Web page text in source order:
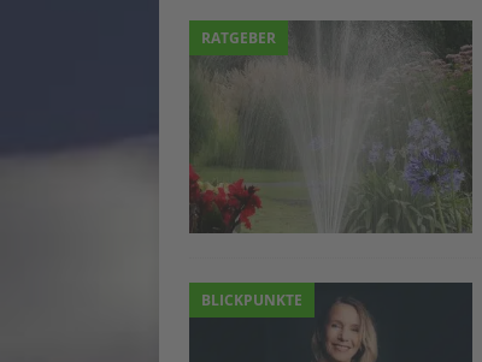
RATGEBER
BLICKPUNKTE